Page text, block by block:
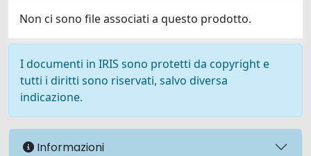
Non ci sono file associati a questo prodotto.
I documenti in IRIS sono protetti da copyright e
tutti i diritti sono riservati, salvo diversa
indicazione.
Informazioni